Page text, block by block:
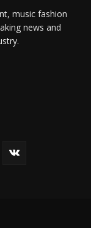
music fashion
news and